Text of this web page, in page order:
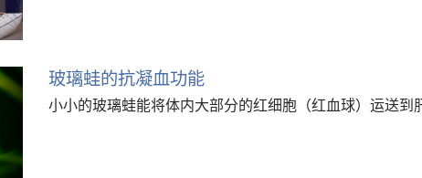
玻璃蛙的抗凝血功能
小小的玻璃蛙能将体内大部分的红细胞（红血球）运送到